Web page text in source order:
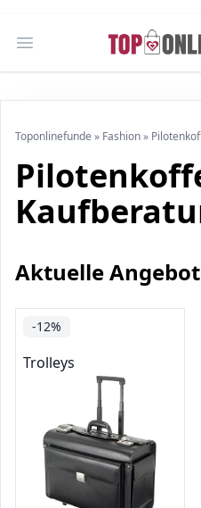
Open main menu
Toponlinefunde » Fashion»
Aktuelle
-12%
Trolleys